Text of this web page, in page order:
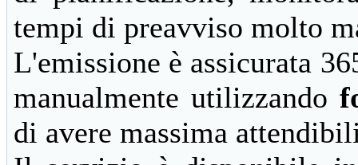
tempi di preavviso molto
L'emissione è assicurata
manualmente utilizzando
di avere massima